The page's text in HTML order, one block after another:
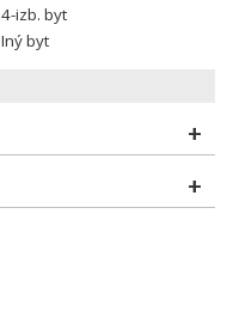
4-izb. byt
Iný byt